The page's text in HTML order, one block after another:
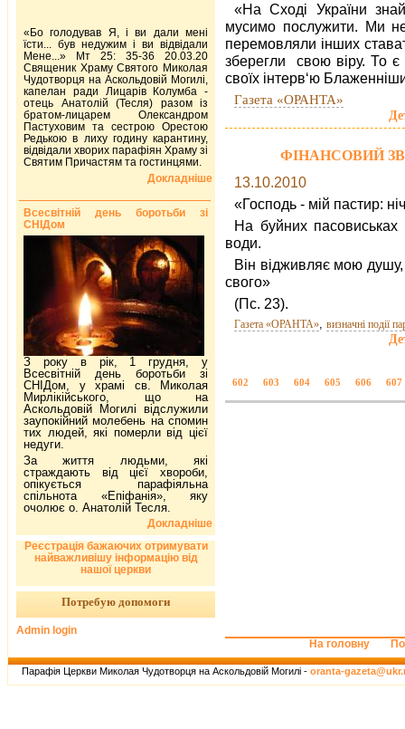
«На Сході України
мусимо послужити. Ми
перемовляли інших
зберегли свою віру. То
своїх інтерв‘ю
Газета «ОРАНТА»
ФІНАНСОВИЙ
13.10.2010
«Господь - мій пастир:
На буйних
води.
Він відживляє мою
свого»
(Пс. 23).
Газета «ОРАНТА» визначні події
602 603 604 605 606 607
«Бо голодував Я, і ви дали мені
їсти... був недужим і ви відвідали
Мене...» Мт 25: 35-36 20.03.20
Священик Храму Святого Миколая
Чудотворця на Аскольдовій Могилі,
капелан ради Лицарів Колумба -
отець Анатолій (Тесля) разом із
братом-лицарем Олександром
Пастуховим та сестрою Орестою
Редькою в лиху годину карантину,
відвідали хворих парафіян Храму зі
Святим Причастям та гостинцями.
Докладніше
Всесвітній день боротьби зі
СНІДом
З року в рік, 1 грудня, у
Всесвітній день боротьби зі
СНІДом, у храмі св. Миколая
Мирлікійського, що на
Аскольдовій Могилі відслужили
заупокійний молебень на спомин
тих людей, які померли від цієї
недуги.
За життя людьми, які
страждають від цієї хвороби,
опікується парафіяльна
спільнота «Епіфанія», яку
очолює о. Анатолій Тесля.
Докладніше
Реєстрація бажаючих отримувати
найважливішу інформацію від
нашої церкви
Потребую допомоги
Admin login
На головну
Парафія Церкви Миколая Чудотворця на Аскольдовій Могилі - oranta-